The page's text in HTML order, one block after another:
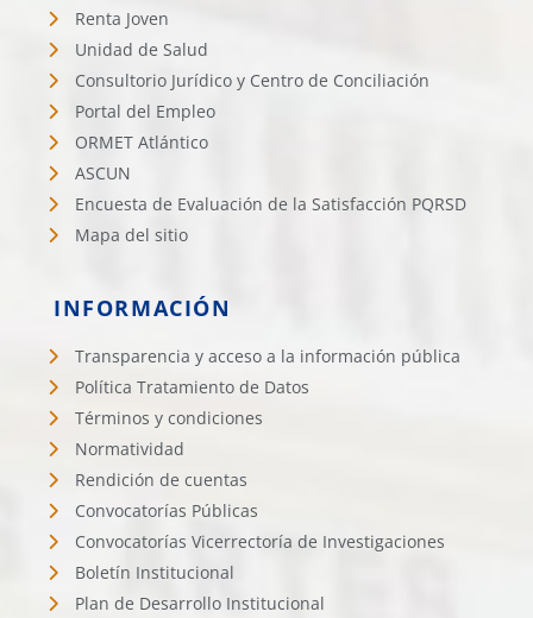
Renta Joven
Unidad de Salud
Consultorio Jurídico y Centro de Conciliación
Portal del Empleo
ORMET Atlántico
ASCUN
Encuesta de Evaluación de la Satisfacción PQRSD
Mapa del sitio
INFORMACIÓN
Transparencia y acceso a la información pública
Política Tratamiento de Datos
Términos y condiciones
Normatividad
Rendición de cuentas
Convocatorías Públicas
Convocatorías Vicerrectoría de Investigaciones
Boletín Institucional
Plan de Desarrollo Institucional